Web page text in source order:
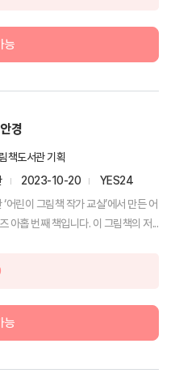
능
경
책도서관 기획
2023-10-20
YES24
어린이 그림책 작가 교실’에서 만든 어
아홉 번째 책입니다. 이 그림책의 저...
능